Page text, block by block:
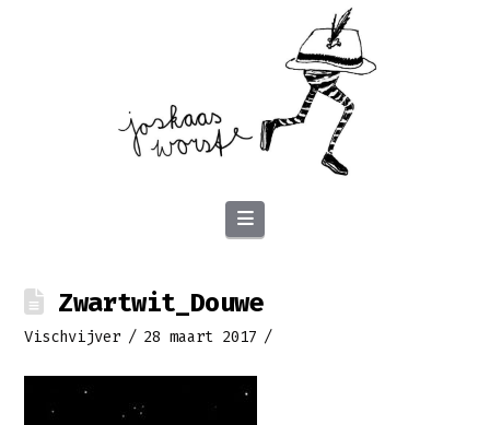
Navigation
Zwartwit_Douwe
Vischvijver 28 maart 2017